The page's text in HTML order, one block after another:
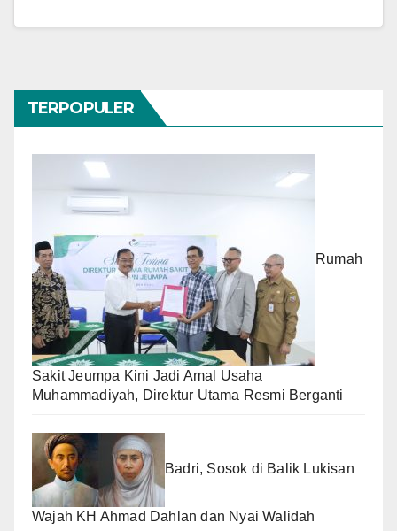
TERPOPULER
Rumah
Sakit Jeumpa Kini Jadi Amal Usaha
Muhammadiyah, Direktur Utama Resmi Berganti
Badri, Sosok di Balik Lukisan
Wajah KH Ahmad Dahlan dan Nyai Walidah